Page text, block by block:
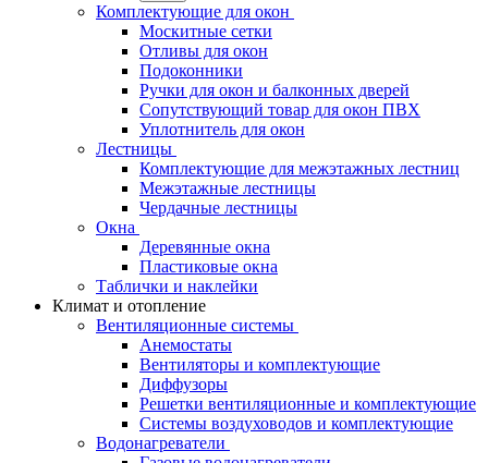
Комплектующие для окон
Москитные сетки
Отливы для окон
Подоконники
Ручки для окон и балконных дверей
Сопутствующий товар для окон ПВХ
Уплотнитель для окон
Лестницы
Комплектующие для межэтажных лестниц
Межэтажные лестницы
Чердачные лестницы
Окна
Деревянные окна
Пластиковые окна
Таблички и наклейки
Климат и отопление
Вентиляционные системы
Анемостаты
Вентиляторы и комплектующие
Диффузоры
Решетки вентиляционные и комплектующие
Системы воздуховодов и комплектующие
Водонагреватели